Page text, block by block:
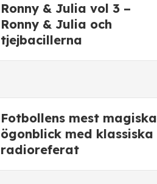
Ronny & Julia vol 3 –
Ronny & Julia och
tjejbacillerna
Fotbollens mest magiska
ögonblick med klassiska
radioreferat